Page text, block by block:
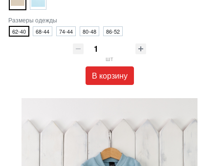
Размеры одежды
62-40 68-44 74-44 80-48 86-52
шт
В корзину